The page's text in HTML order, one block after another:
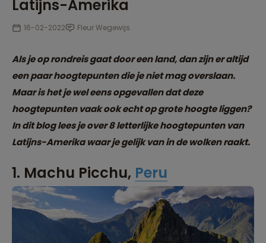
Latijns-Amerika
16-02-2022 Fleur Wegewijs
Als je op rondreis gaat door een land, dan zijn er altijd
een paar hoogtepunten die je niet mag overslaan.
Maar is het je wel eens opgevallen dat deze
hoogtepunten vaak ook echt op grote hoogte liggen?
In dit blog lees je over 8 letterlijke hoogtepunten van
Latijns-Amerika waar je gelijk van in de wolken raakt.
1. Machu Picchu, Peru